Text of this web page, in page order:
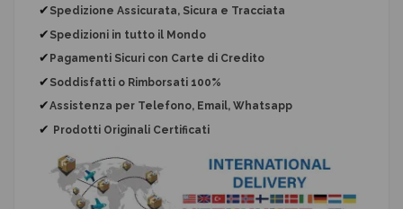
✔ Spedizione Assicurata, Sicura e Tracciata
✔ Spedizioni in tutto il Mondo
✔ Pagamenti Sicuri con Carte di Credito
✔ Soddisfatti o Rimborsati 100%
✔Assistenza per Telefono, Email, Whatsapp
✔ Prodotti Originali Certificati